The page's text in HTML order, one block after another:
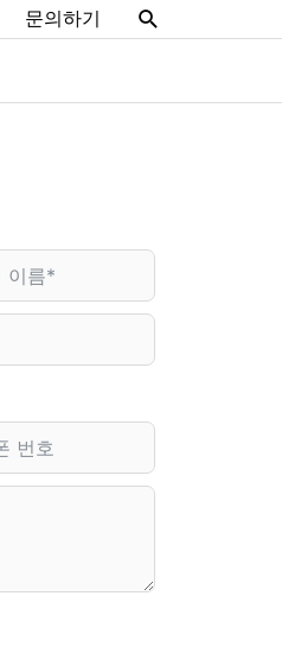
문의하기 찾
다